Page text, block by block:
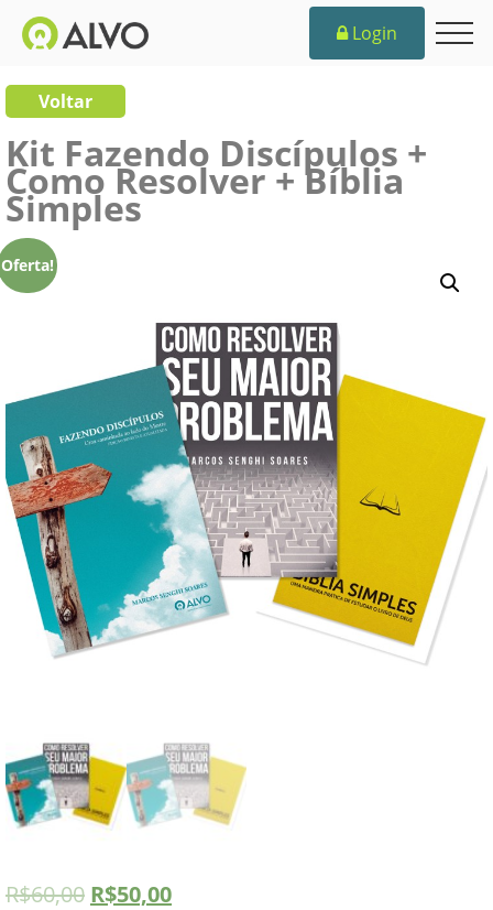
Login
Voltar
Kit Fazendo Discípulos +
Como Resolver + Bíblia
Simples
Oferta!
R$60,00 R$50,00